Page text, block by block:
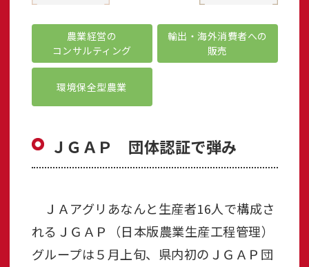
農業経営の
コンサルティング
輸出・海外消費者への
販売
環境保全型農業
ＪＧＡＰ 団体認証で弾み
ＪＡアグリあなんと生産者16人で構成さ
れるＪＧＡＰ（日本版農業生産工程管理）
グループは５月上旬、県内初のＪＧＡＰ団